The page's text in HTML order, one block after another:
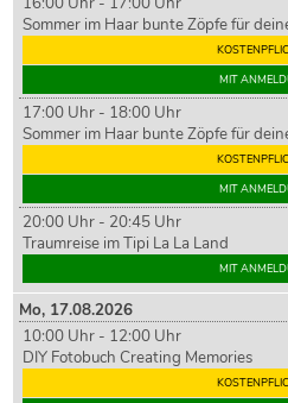
Sommer im Haar bunte Zöpfe für
MIT
17:00 Uhr - 18:00 Uhr
Sommer im Haar bunte Zöpfe für
MIT
20:00 Uhr - 20:45 Uhr
Traumreise im Tipi La La Land
MIT
Mo, 17.08.2026
10:00 Uhr - 12:00 Uhr
DIY Fotobuch Creating Memories